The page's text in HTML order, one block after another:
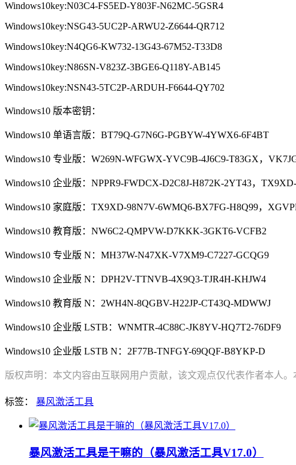
Windows10key:N03C4-FS5ED-Y803F-N62MC-5GSR4
Windows10key:NSG43-5UC2P-ARWU2-Z6644-QR712
Windows10key:N4QG6-KW732-13G43-67M52-T33D8
Windows10key:N86SN-V823Z-3BGE6-Q118Y-AB145
Windows10key:NSN43-5TC2P-ARDUH-F6644-QY702
Windows10 版本密钥：
Windows10 单语言版：BT79Q-G7N6G-PGBYW-4YWX6-6F4BT
Windows10 专业版：W269N-WFGWX-YVC9B-4J6C9-T83GX，
Windows10 企业版：NPPR9-FWDCX-D2C8J-H872K-2YT43，
Windows10 家庭版：TX9XD-98N7V-6WMQ6-BX7FG-H8Q99，
Windows10 教育版：NW6C2-QMPVW-D7KKK-3GKT6-VCFB2
Windows10 专业版 N：MH37W-N47XK-V7XM9-C7227-GCQG9
Windows10 企业版 N：DPH2V-TTNVB-4X9Q3-TJR4H-KHJW4
Windows10 教育版 N：2WH4N-8QGBV-H22JP-CT43Q-MDWWJ
Windows10 企业版 LSTB：WNMTR-4C88C-JK8YV-HQ7T2-76DF9
Windows10 企业版 LSTB N：2F77B-TNFGY-69QQF-B8YKP-D
版权声明：本文内容由互联网用户贡献，该文观点仅代表作者本人
标签： 暴风激活工具
暴风激活工具是干嘛的（暴风激活工具V17.0）